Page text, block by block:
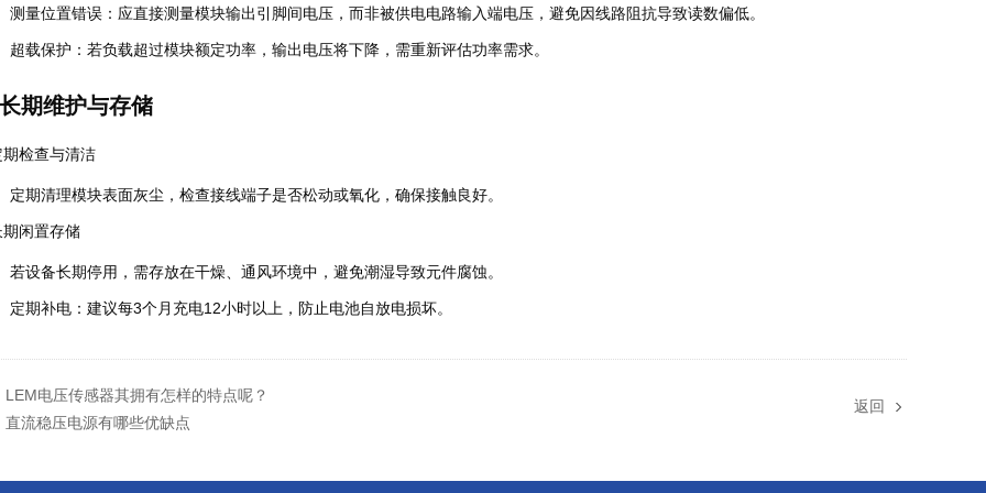
测量位置错误 ：应直接测量模块输出引脚间电压，而非被供电电路输入端电压，避免因线路阻抗导致读数偏低。
超载保护 ：若负载超过模块额定功率，输出电压将下降，需重新评估功率需求。
期维护与存储
期检查与清洁
定期清理模块表面灰尘，检查接线端子是否松动或氧化，确保接触良好。
期闲置存储
若设备长期停用，需存放在干燥、通风环境中，避免潮湿导致元件腐蚀。
定期补电 ：建议每3个月充电12小时以上，防止电池自放电损坏。
LEM电压传感器其拥有怎样的特点呢？
直流稳压电源有哪些优缺点
返回